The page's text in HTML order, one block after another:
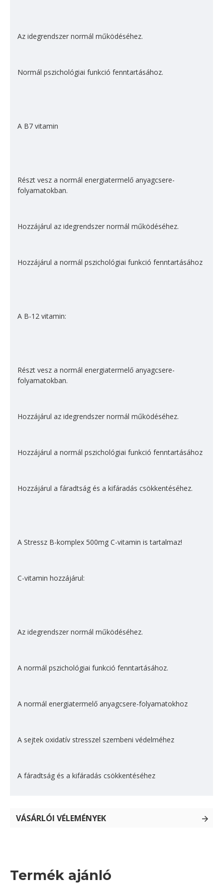
Az idegrendszer normál műkö­déséhez.
Normál pszichológiai funkció fenntartásához.
A B7 vitamin
Részt vesz a normál energiatermelő anyagcsere-
folyamatokban.
Hozzájárul az ideg­rendszer normál működésé­hez.
Hozzájárul a normál pszichológiai funkció fenn­tartásához
A B-12 vitamin:
Részt vesz a normál energiatermelő anyagcsere-
folyamatokban.
Hozzájárul az idegrendszer normál működéséhez.
Hozzájárul a normál pszichológiai funkció fenntartásához
Hozzájárul a fáradtság és a kifáradás csök­kentéséhez.
A Stressz B-komplex 500mg C-vitamin is tartalmaz!
C-vitamin hozzájárul:
Az idegrendszer normál műkö­déséhez.
A normál pszichológiai funkció fenntartásához.
A normál energiatermelő anyagcsere-folyamatokhoz
A sejtek oxidatív stresszel szembeni védelméhez
A fáradtság és a kifáradás csök­kentéséhez
VÁSÁRLÓI VÉLEMÉNYEK
Termék ajánló